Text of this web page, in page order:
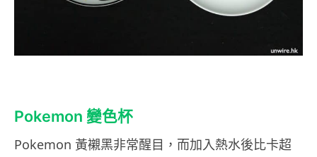
Pokemon 變色杯
Pokemon 黃襯黑非常醒目，而加入熱水後比卡超